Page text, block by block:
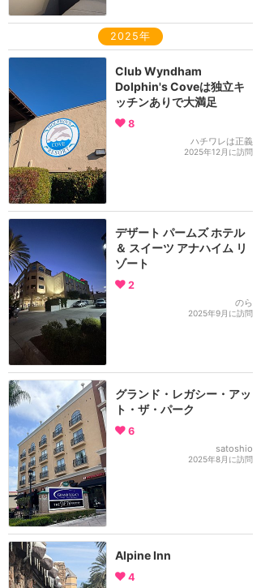
2025年
Club Wyndham
Dolphin's Coveは独立キ
ッチンありで大満足
8
ハチワレは正義
2025年12月に訪問
デザート パームズ ホテル
＆ スイーツ アナハイム リ
ゾート
2
のら
2025年9月に訪問
グランド・レガシー・アッ
ト・ザ・パーク
6
satoshio
2025年8月に訪問
Alpine Inn
4